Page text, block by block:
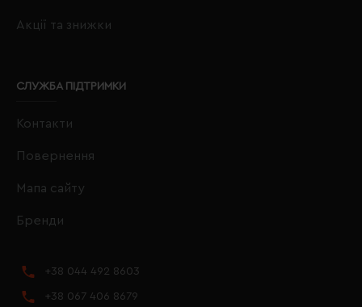
Акції та знижки
СЛУЖБА ПІДТРИМКИ
Контакти
Повернення
Мапа сайту
Бренди
+38 044 492 8603
+38 067 406 8679